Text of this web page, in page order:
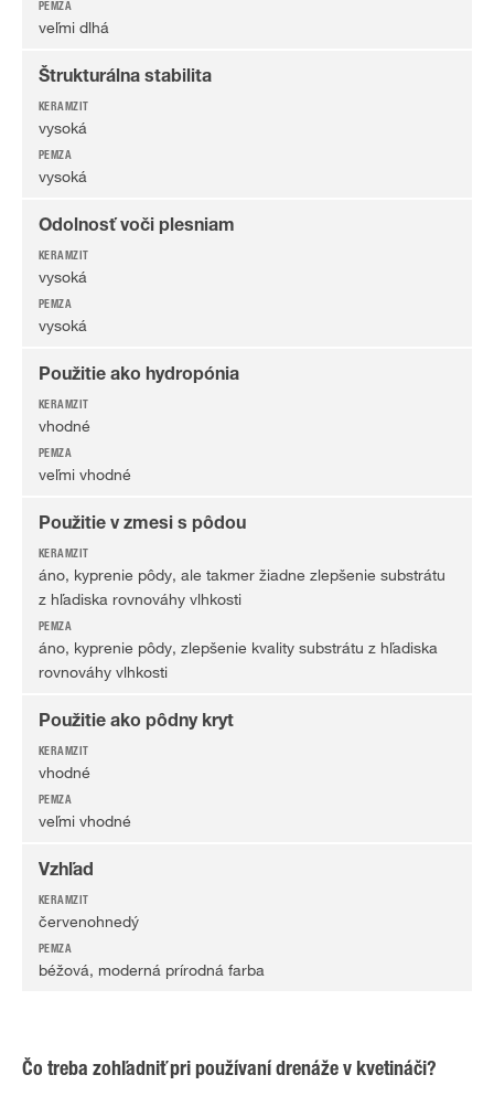
veľmi dlhá
Štrukturálna stabilita
vysoká
vysoká
Odolnosť voči plesniam
vysoká
vysoká
Použitie ako hydropónia
vhodné
veľmi vhodné
Použitie v zmesi s pôdou
áno, kyprenie pôdy, ale takmer žiadne zlepšenie substrátu
z hľadiska rovnováhy vlhkosti
áno, kyprenie pôdy, zlepšenie kvality substrátu z hľadiska
rovnováhy vlhkosti
Použitie ako pôdny kryt
vhodné
veľmi vhodné
Vzhľad
červenohnedý
béžová, moderná prírodná farba
Čo treba zohľadniť pri používaní drenáže v kvetináči?